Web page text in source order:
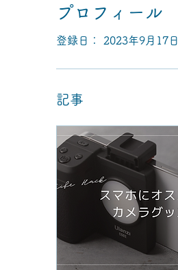
プロフィール
登録日： 2023年9月17日
記事